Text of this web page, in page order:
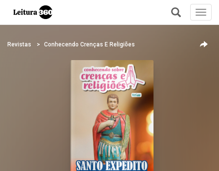
+
Revistas Conhecendo Crenças E Religiões